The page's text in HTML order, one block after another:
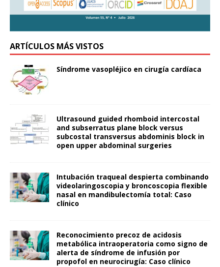
ARTÍCULOS MÁS VISTOS
Síndrome vasopléjico en cirugía cardíaca
Ultrasound guided rhomboid intercostal
and subserratus plane block versus
subcostal transversus abdominis block in
open upper abdominal surgeries
Intubación traqueal despierta combinando
videolaringoscopia y broncoscopia flexible
nasal en mandibulectomía total: Caso
clínico
Reconocimiento precoz de acidosis
metabólica intraoperatoria como signo de
alerta de síndrome de infusión por
propofol en neurocirugía: Caso clínico